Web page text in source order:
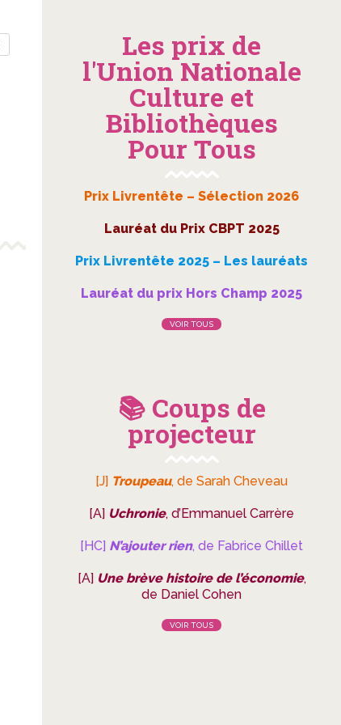
Les prix de
l'Union Nationale
Culture et
Bibliothèques
Pour Tous
Prix Livrentête – Sélection 2026
Lauréat du Prix CBPT 2025
Prix Livrentête 2025 – Les lauréats
Lauréat du prix Hors Champ 2025
VOIR TOUS
📚 Coups de
projecteur
[J] Troupeau, de Sarah Cheveau
[A] Uchronie, d’Emmanuel Carrère
[HC] N’ajouter rien, de Fabrice Chillet
[A] Une brève histoire de l’économie,
de Daniel Cohen
VOIR TOUS